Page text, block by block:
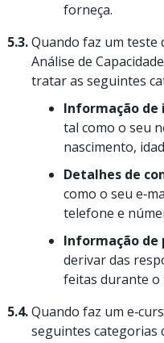
forneça.
5.3.Quando faz um teste
Análise de
tratar as seguintes
Informação de
tal como o seu
nascimento,
Detalhes de
como o seu
telefone e
Informação de
derivar das
feitas durante o
5.4.Quando faz um
seguintes categorias